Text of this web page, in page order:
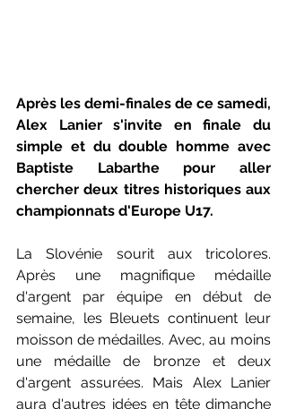
Après les demi-finales de ce samedi,
Alex Lanier s'invite en finale du
simple et du double homme avec
Baptiste Labarthe pour aller
chercher deux titres historiques aux
championnats d'Europe U17.
La Slovénie sourit aux tricolores.
Après une magnifique médaille
d'argent par équipe en début de
semaine, les Bleuets continuent leur
moisson de médailles. Avec, au moins
une médaille de bronze et deux
d'argent assurées. Mais Alex Lanier
aura d'autres idées en tête dimanche